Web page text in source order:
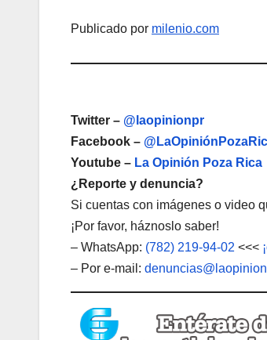
Publicado por milenio.com
Twitter – @laopinionpr
Facebook –
Youtube – La Opinión Poza Rica
¿Reporte y denuncia?
Si cuentas con imágenes o video
¡Por favor, háznoslo saber!
– WhatsApp: (782) 219-94-02 <<<
– Por e-mail: